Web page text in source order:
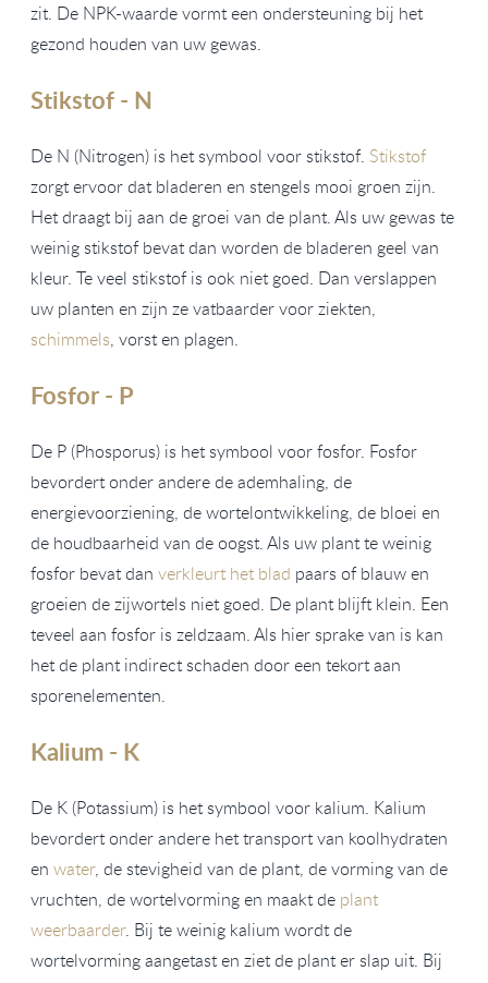
zit. De NPK-waarde vormt een ondersteuning bij het
gezond houden van uw gewas.
Stikstof - N
De N (Nitrogen) is het symbool voor stikstof. Stikstof
zorgt ervoor dat bladeren en stengels mooi groen zijn.
Het draagt bij aan de groei van de plant. Als uw gewas te
weinig stikstof bevat dan worden de bladeren geel van
kleur. Te veel stikstof is ook niet goed. Dan verslappen
uw planten en zijn ze vatbaarder voor ziekten,
schimmels, vorst en plagen.
Fosfor - P
De P (Phosporus) is het symbool voor fosfor. Fosfor
bevordert onder andere de ademhaling, de
energievoorziening, de wortelontwikkeling, de bloei en
de houdbaarheid van de oogst. Als uw plant te weinig
fosfor bevat dan verkleurt het blad paars of blauw en
groeien de zijwortels niet goed. De plant blijft klein. Een
teveel aan fosfor is zeldzaam. Als hier sprake van is kan
het de plant indirect schaden door een tekort aan
sporenelementen.
Kalium - K
De K (Potassium) is het symbool voor kalium. Kalium
bevordert onder andere het transport van koolhydraten
en water, de stevigheid van de plant, de vorming van de
vruchten, de wortelvorming en maakt de plant
weerbaarder. Bij te weinig kalium wordt de
wortelvorming aangetast en ziet de plant er slap uit. Bij